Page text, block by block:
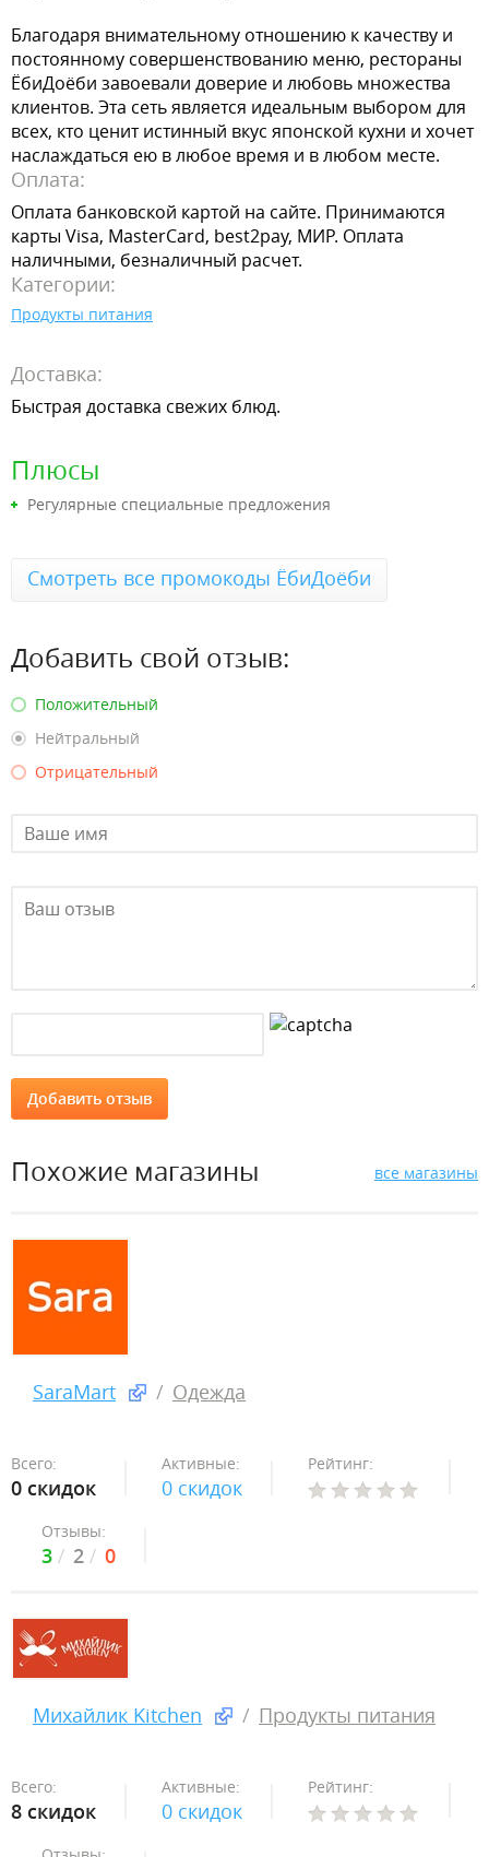
Благодаря внимательному отношению к качеству и
постоянному совершенствованию меню, рестораны
ЁбиДоёби завоевали доверие и любовь множества
клиентов. Эта сеть является идеальным выбором для
всех, кто ценит истинный вкус японской кухни и хочет
наслаждаться ею в любое время и в любом месте.
Оплата:
Оплата банковской картой на сайте. Принимаются
карты Visa, MasterCard, best2pay, МИР. Оплата
наличными, безналичный расчет.
Категории:
Продукты питания
Доставка:
Быстрая доставка свежих блюд.
Плюсы
Регулярные специальные предложения
Смотреть все промокоды ЁбиДоёби
Добавить свой отзыв:
Положительный
Нейтральный
Отрицательный
Похожие магазины все магазины
SaraMart Одежда
Всего:
0 скидок
Активные:
0 скидок
Рейтинг:
Отзывы:
3 2 0
Михайлик Kitchen Продукты питания
Всего:
8 скидок
Активные:
0 скидок
Рейтинг: